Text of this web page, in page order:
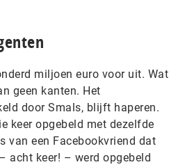
miljoen euro voor uit. Wat
geen kanten. Het
door Smals, blijft haperen.
keer opgebeld met dezelfde
van een Facebookvriend dat
acht keer! – werd opgebeld